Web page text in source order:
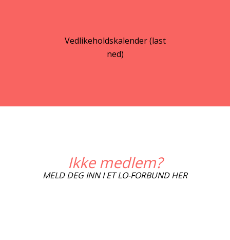
Vedlikeholdskalender (last
ned)
Ikke medlem?
MELD DEG INN I ET LO-FORBUND HER